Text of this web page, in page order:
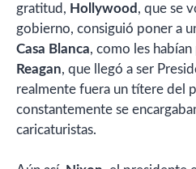
gratitud, Hollywood , que se
gobierno, consiguió poner a
Casa Blanca, como les
Reagan, que llegó a ser
realmente fuera un títere del
constantemente se
caricaturistas.